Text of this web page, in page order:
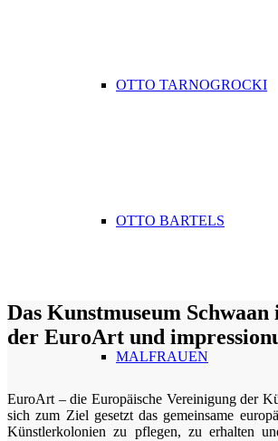
OTTO TARNOGROCKI
OTTO BARTELS
MALFRAUEN
Das Kunstmuseum
der EuroArt und
EuroArt – die Europäische Vereinigung der
sich zum Ziel gesetzt das gemeinsame
Künstlerkolonien zu pflegen, zu erhalten